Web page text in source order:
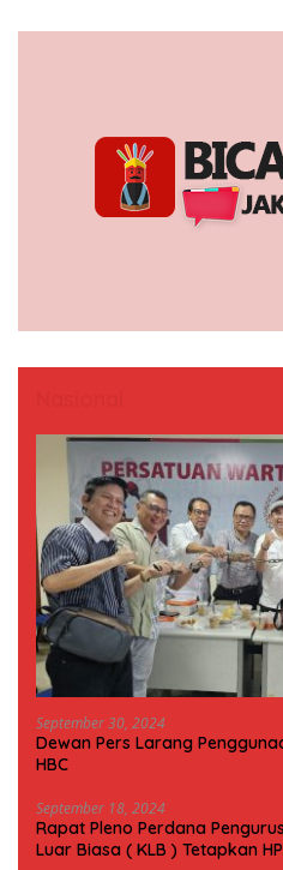
September 30, 2024
Dewan Pers Larang
HBC
September 18, 2024
Rapat Pleno Perdana
Luar Biasa ( KLB ) Tetapkan